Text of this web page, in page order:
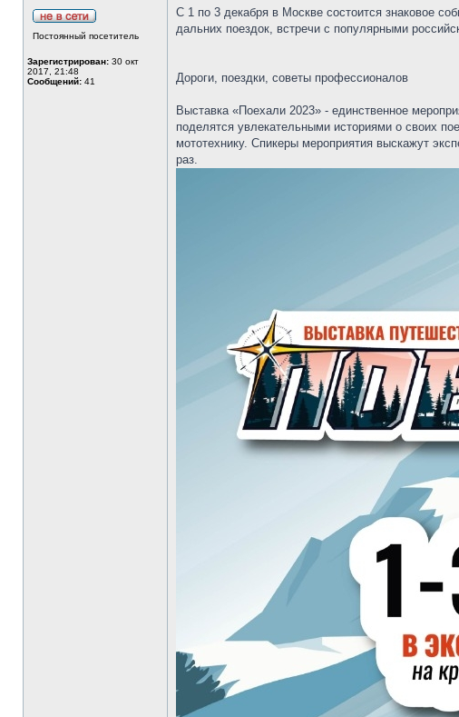
Постоянный посетитель
Зарегистрирован: 30 окт
2017, 21:48
Сообщений: 41
С 1 по 3 декабря в Москве состоится знаковое
дальних поездок, встречи с популярными
Дороги, поездки, советы профессионалов
Выставка «Поехали 2023» - единственное
поделятся увлекательными историями о своих
мототехнику. Спикеры мероприятия выскажут
раз.